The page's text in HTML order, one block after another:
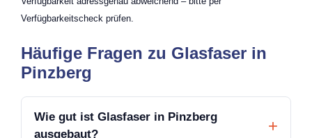
Verfügbarkeitscheck prüfen.
Häufige Fragen zu Glasfaser in
Pinzberg
Wie gut ist Glasfaser in Pinzberg
ausgebaut?